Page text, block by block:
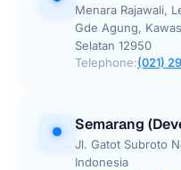
Menara Rajawali,
Gde Agung,
Selatan 12950
Telephone:(021)
Semarang
Jl. Gatot Subroto
Indonesia